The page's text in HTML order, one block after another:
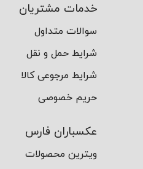
خدمات مشتریان
سوالات متداول
شرایط حمل و نقل
شرایط مرجوعی کالا
حریم خصوصی
عکسباران فارس
ویترین محصولات